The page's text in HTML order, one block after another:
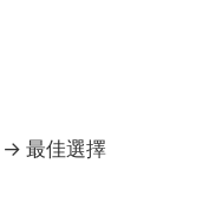
最佳選擇